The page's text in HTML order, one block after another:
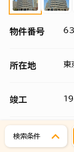
物件番号
所在地 東
竣工
最寄駅
検索条件